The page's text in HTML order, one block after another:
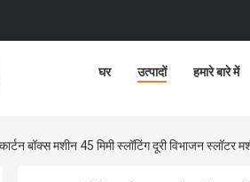
घर उत्पादों हमारे बारे में
बॉक्स मशीन 45 मिमी स्लॉटिंग दूरी विभाजन स्लॉटर